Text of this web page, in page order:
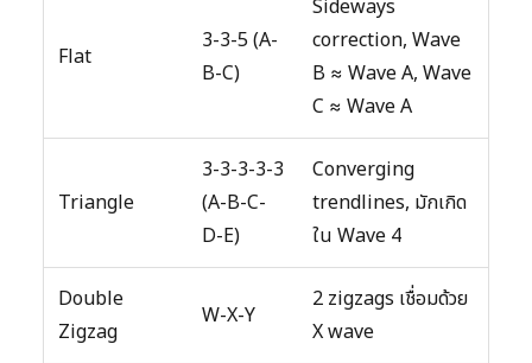
Flat
3-3-5 (A-
B-C)
Sideways
correction, Wave
B ≈ Wave A, Wave
C ≈ Wave A
Triangle
3-3-3-3-3
(A-B-C-
D-E)
Converging
trendlines, มักเกิด
ใน Wave 4
Double
Zigzag
W-X-Y
2 zigzags เชื่อมด้วย
X wave